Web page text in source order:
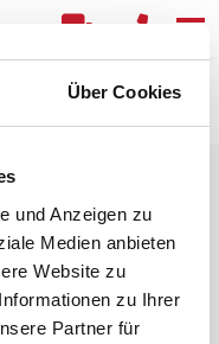
Über Cookies
und Anzeigen zu
Medien anbieten
Website zu
zu Ihrer
Partner für
Raster